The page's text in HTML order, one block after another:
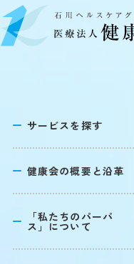
サービスを探す
健康会の概要と沿革
「私たちのパーパ
ス」について